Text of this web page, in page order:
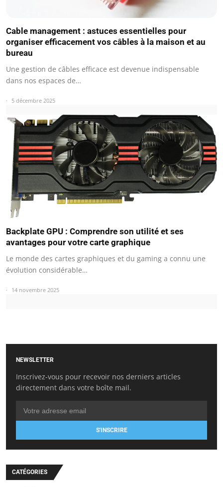
Cable management : astuces essentielles pour
organiser efficacement vos câbles à la maison et au
bureau
Une gestion de câbles efficace est devenue indispensable
dans nos espaces de…
5 décembre 2025
Backplate GPU : Comprendre son utilité et ses
avantages pour votre carte graphique
Le monde des cartes graphiques et du gaming a connu une
évolution considérable…
14 novembre 2025
NEWSLETTER
Inscrivez-vous pour recevoir nos derniers articles
directement dans votre boîte mail.
S'INSCRIRE
CATÉGORIES